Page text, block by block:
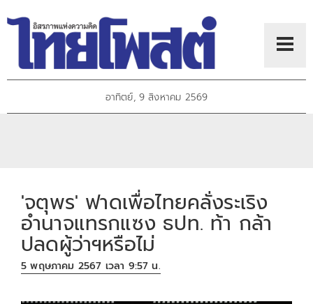
อาทิตย์, 9 สิงหาคม 2569
'จตุพร' ฟาดเพื่อไทยคลั่งระเริง
อำนาจแทรกแซง ธปท. ท้า กล้า
ปลดผู้ว่าฯหรือไม่
5 พฤษภาคม 2567 เวลา 9:57 น.